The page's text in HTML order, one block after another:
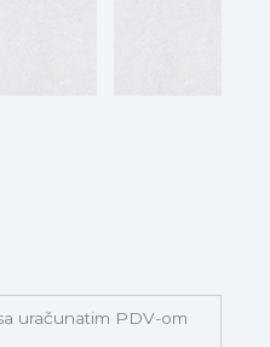
uračunatim PDV-om